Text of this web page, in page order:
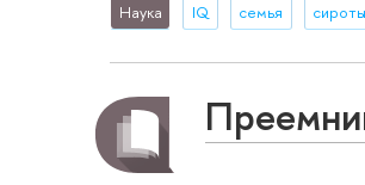
Наука IQ семья сироты